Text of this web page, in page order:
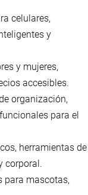
celulares,
y
y mujeres,
accesibles.
organización,
para el
herramientas de
corporal.
para mascotas,